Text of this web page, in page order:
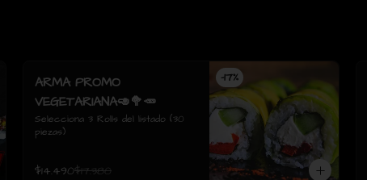
-17%
ARMA PROMO
VEGETARIANA🥑🥦🥕
Selecciona 3 Rolls del listado (30
piezas)
$14.490$17.380